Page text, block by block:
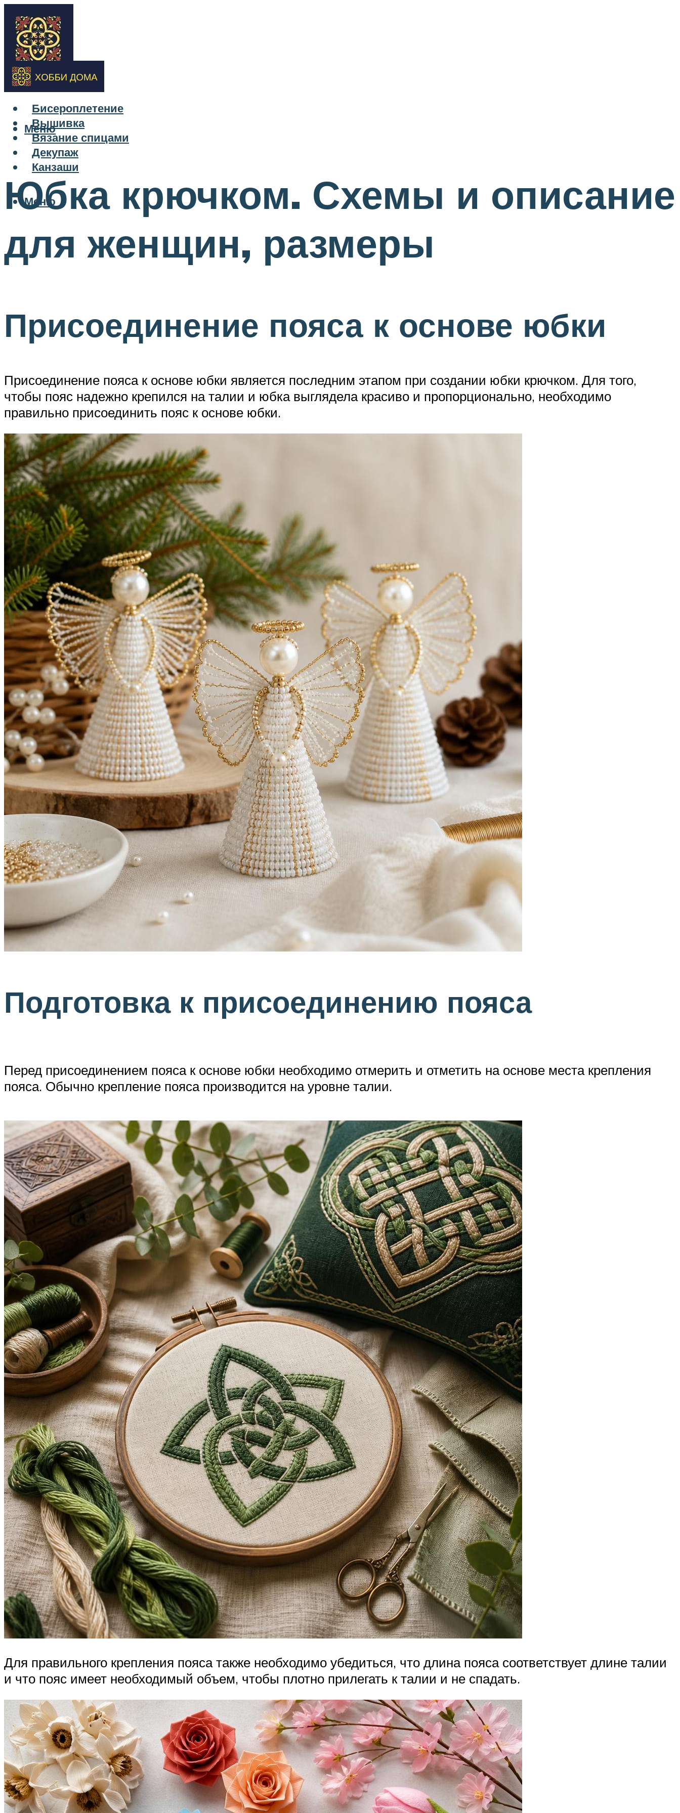
Бисероплетение
Вышивка
Вязание спицами
Декупаж
Канзаши
Меню
Меню
Юбка крючком. Схемы и описание
для женщин, размеры
Присоединение пояса к основе юбки
Присоединение пояса к основе юбки является последним этапом при создании юбки крючком. Для того,
чтобы пояс надежно крепился на талии и юбка выглядела красиво и пропорционально, необходимо
правильно присоединить пояс к основе юбки.
Подготовка к присоединению пояса
Перед присоединением пояса к основе юбки необходимо отмерить и отметить на основе места крепления
пояса. Обычно крепление пояса производится на уровне талии.
Для правильного крепления пояса также необходимо убедиться, что длина пояса соответствует длине талии
и что пояс имеет необходимый объем, чтобы плотно прилегать к талии и не спадать.